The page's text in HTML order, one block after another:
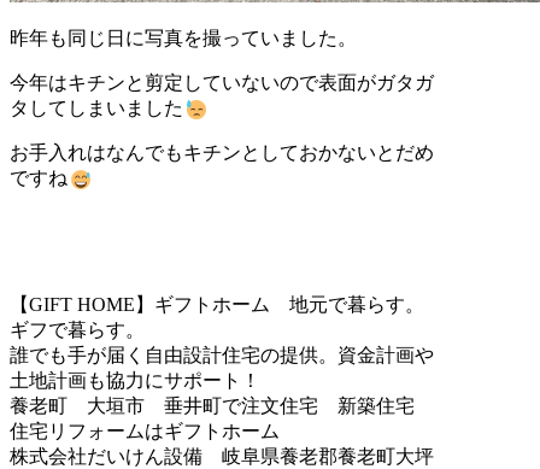
昨年も同じ日に写真を撮っていました。
今年はキチンと剪定していないので表面がガタガ
タしてしまいました
お手入れはなんでもキチンとしておかないとだめ
ですね
【GIFT HOME】ギフトホーム 地元で暮らす。
ギフで暮らす。
誰でも手が届く自由設計住宅の提供。資金計画や
土地計画も協力にサポート！
養老町 大垣市 垂井町で注文住宅 新築住宅
住宅リフォームはギフトホーム
株式会社だいけん設備 岐阜県養老郡養老町大坪